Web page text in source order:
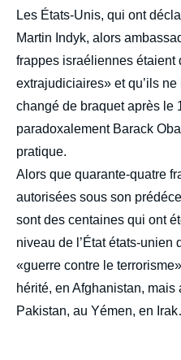
Les États-Unis, qui ont
Martin Indyk, alors
frappes israéliennes étaient
extrajudiciaires» et qu’ils
changé de braquet après le
paradoxalement Barack
pratique.
Alors que quarante-quatre
autorisées sous son
sont des centaines qui ont
niveau de l’État états-unien
«guerre contre le
hérité, en Afghanistan,
Pakistan, au Yémen, en